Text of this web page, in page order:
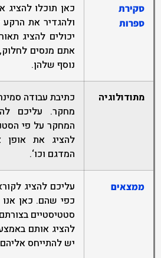
סקירת
ספרות
כאן תוכלו להציג
ולהגדיר את
יכולים להציג
אתם מנסים
נוסף שלהן.
מתודולוגיה
כתיבת עבודה
מחקר. עליכם
המחקר על פי
להציג את אופן
המדגם וכו‘.
ממצאים
עליכם להציג
כפי שהם. כאן אנו
סטטיסטיים
להציג אותם
יש להתייחס